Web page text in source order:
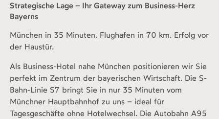
Strategische Lage – Ihr Gateway zum Business-Herz
Bayerns
München in 35 Minuten. Flughafen in 70 km. Erfolg vor
der Haustür.
Als Business-Hotel nahe München positionieren wir Sie
perfekt im Zentrum der bayerischen Wirtschaft. Die S-
Bahn-Linie S7 bringt Sie in nur 35 Minuten vom
Münchner Hauptbahnhof zu uns – ideal für
Tagesgeschäfte ohne Hotelwechsel. Die Autobahn A95